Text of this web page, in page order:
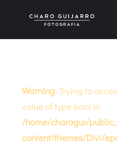
Warning: Trying to
value of type bool in
/home/charogui/
content/themes/Divi/